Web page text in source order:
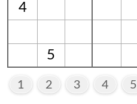
4
5
1 2 3 4 5